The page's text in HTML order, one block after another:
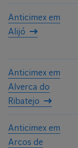
Anticimex em
Alijó
Anticimex em
Alverca do
Ribatejo
Anticimex em
Arcos de